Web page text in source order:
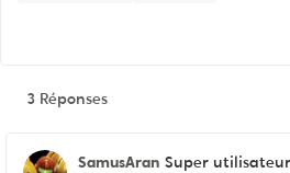
3 Réponses
SamusAran Super utilisateur